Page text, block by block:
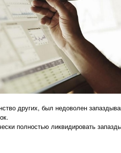
других, был недоволен
полностью ликвидировать